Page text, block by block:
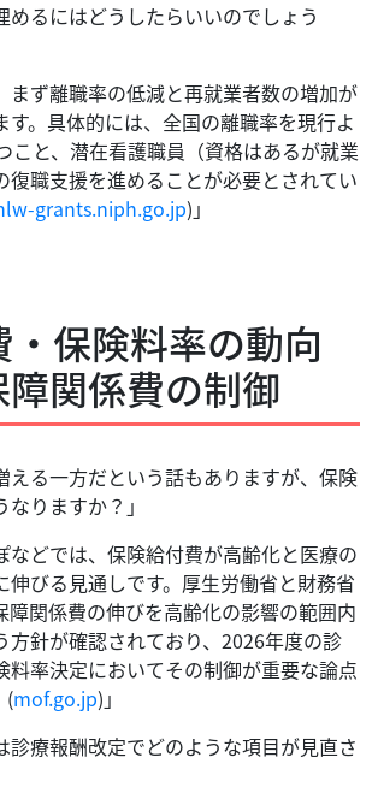
めるにはどうしたらいいのでしょう
まず離職率の低減と再就業者数の増加が
す。具体的には、全国の離職率を現行よ
こと、潜在看護職員（資格はあるが就業
復職支援を進めることが必要とされてい
grants.niph.go.jp)」
保険料率の動向
障関係費の制御
える一方だという話もありますが、保険
りますか？」
などでは、保険給付費が高齢化と医療の
伸びる見通しです。厚生労働省と財務省
障関係費の伸びを高齢化の影響の範囲内
方針が確認されており、2026年度の診
料率決定においてその制御が重要な論点
(mof.go.jp)」
診療報酬改定でどのような項目が見直さ